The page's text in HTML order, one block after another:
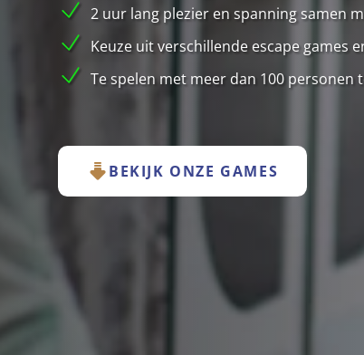
2 uur lang plezier en spanning samen
Keuze uit verschillende escape games
Te spelen met meer dan 100 personen
BEKIJK ONZE GAMES